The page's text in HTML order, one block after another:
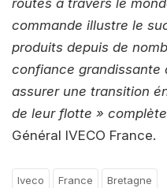
routes à travers le
commande illustre le
produits depuis de
confiance grandissante
assurer une transition
de leur flotte » complète
Général IVECO France.
Iveco France Bretagne